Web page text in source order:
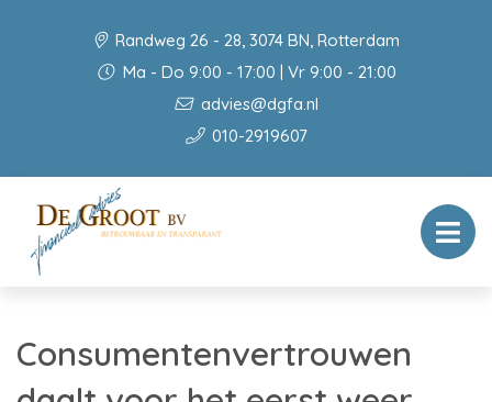
Randweg 26 - 28, 3074 BN, Rotterdam
Ma - Do 9:00 - 17:00 | Vr 9:00 - 21:00
advies@dgfa.nl
010-2919607
Consumentenvertrouwen